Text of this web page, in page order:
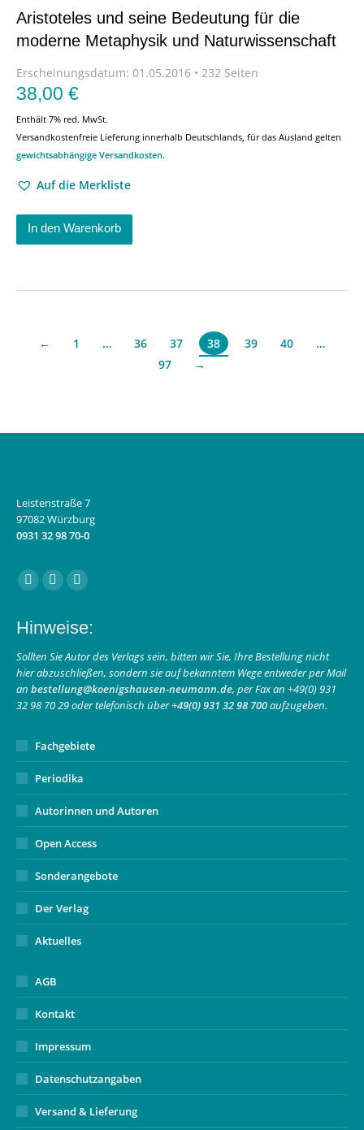
Aristoteles und seine Bedeutung für die
moderne Metaphysik und Naturwissenschaft
Erscheinungsdatum: 01.05.2016 • 232 Seiten
38,00 €
Enthält 7% red. MwSt.
Versandkostenfreie Lieferung innerhalb Deutschlands, für das Ausland gelten
gewichtsabhängige Versandkosten.
Auf die Merkliste
In den Warenkorb
← 1 … 36 37 38 39 40
…
97
→
Leistenstraße 7
97082 Würzburg
0931 32 98 70-0
Finden Sie uns auf:
Facebook
opens
in
new
window
Instagram
opens
in
new
window
E-
page
opens
in
new
window
Hinweise:
Sollten Sie Autor des Verlags sein, bitten wir Sie, Ihre Bestellung nicht
hier abzuschließen, sondern sie auf bekanntem Wege entweder per Mail
an bestellung@koenigshausen-neumann.de, per Fax an +49(0) 931
32 98 70 29 oder telefonisch über+49(0) 931 32 98 700aufzugeben.
Fachgebiete
Periodika
Autorinnen und Autoren
Open Access
Sonderangebote
Der Verlag
Aktuelles
AGB
Kontakt
Impressum
Datenschutzangaben
Versand & Lieferung